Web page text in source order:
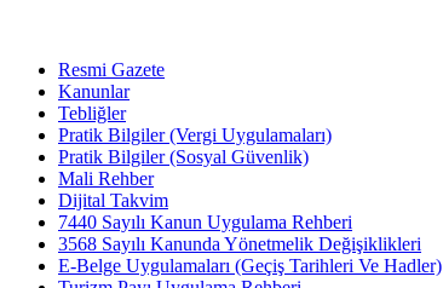
Resmi Gazete
Kanunlar
Tebliğler
Pratik Bilgiler (Vergi Uygulamaları)
Pratik Bilgiler (Sosyal Güvenlik)
Mali Rehber
Dijital Takvim
7440 Sayılı Kanun Uygulama Rehberi
3568 Sayılı Kanunda Yönetmelik Değişiklikleri
E-Belge Uygulamaları (Geçiş Tarihleri Ve Hadler)